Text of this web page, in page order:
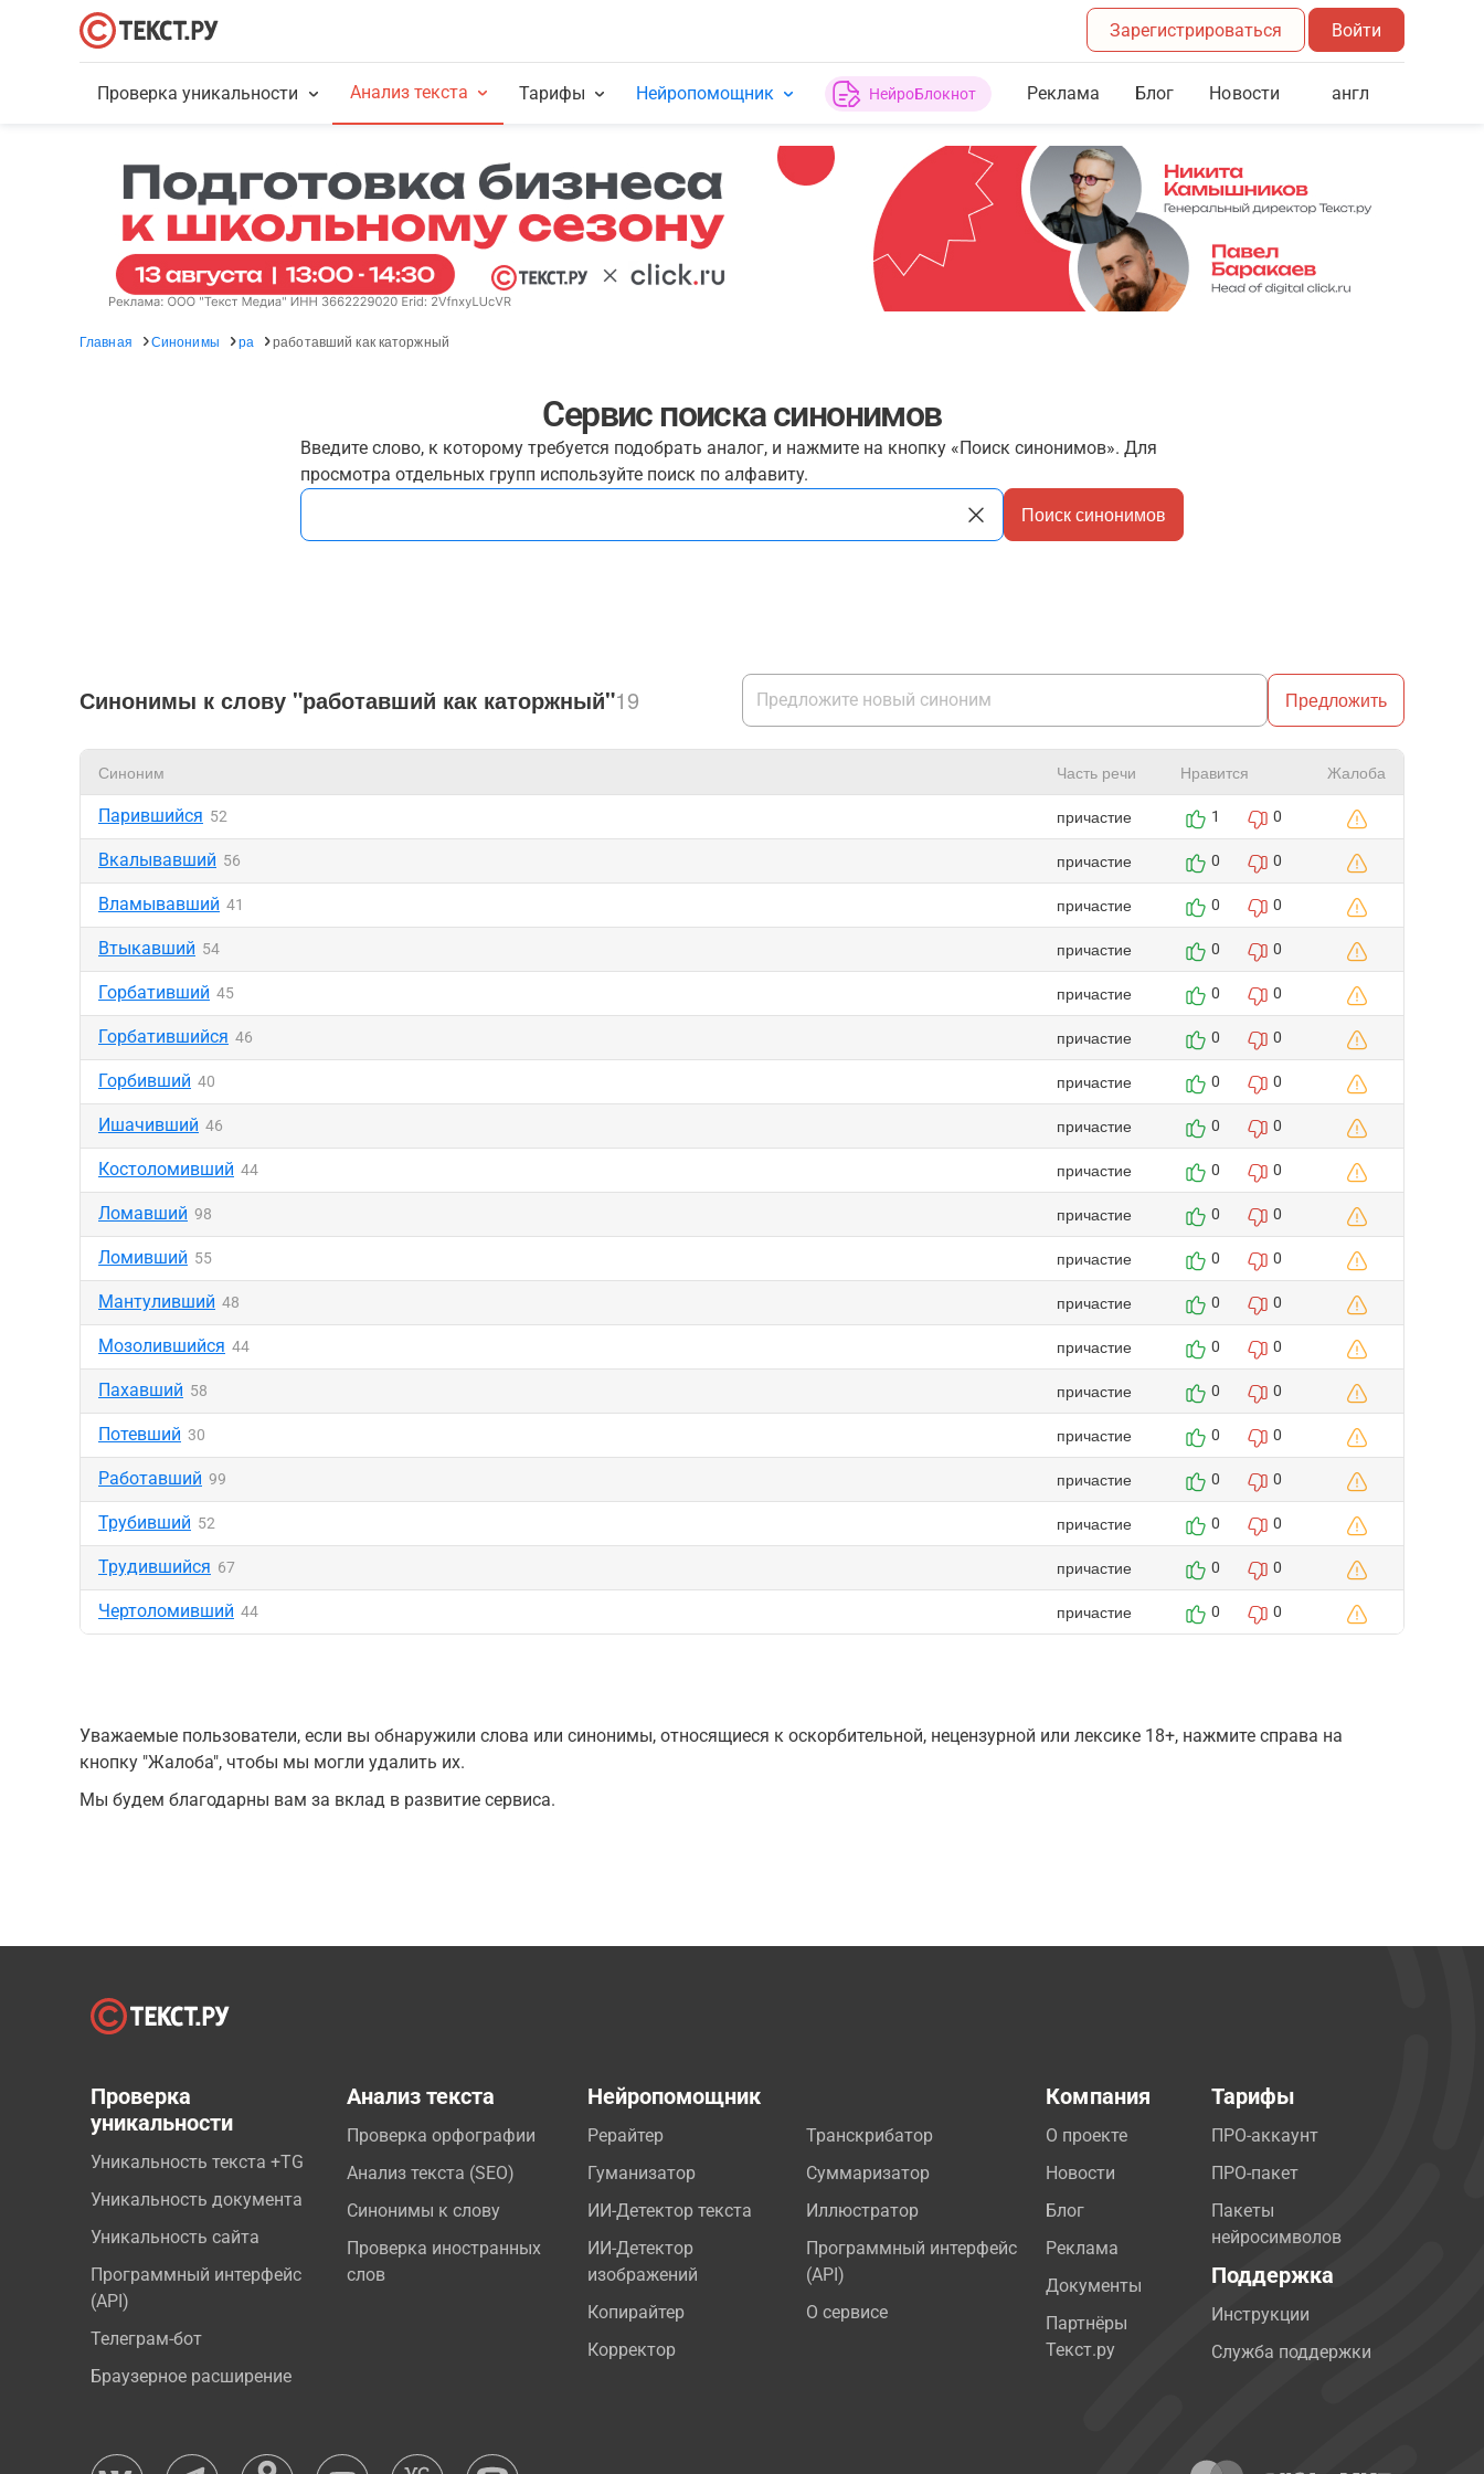
Зарегистрироваться Войти
Проверка уникальности Анализ текста Тарифы Нейропомощник НейроБлокнот Реклама Блог Новости англ
Главная Синонимы ра работавший как каторжный
Сервис поиска синонимов
Введите слово, к которому требуется подобрать аналог, и нажмите на кнопку «Поиск синонимов». Для
просмотра отдельных групп используйте поиск по алфавиту.
Поиск синонимов
Синонимы к слову "работавший как каторжный"19 Предложить
Синоним Часть речи Нравится Жалоба
Парившийся 52 причастие 1 0
Вкалывавший 56 причастие 0 0
Вламывавший 41 причастие 0 0
Втыкавший 54 причастие 0 0
Горбативший 45 причастие 0 0
Горбатившийся 46 причастие 0 0
Горбивший 40 причастие 0 0
Ишачивший 46 причастие 0 0
Костоломивший 44 причастие 0 0
Ломавший 98 причастие 0 0
Ломивший 55 причастие 0 0
Мантуливший 48 причастие 0 0
Мозолившийся 44 причастие 0 0
Пахавший 58 причастие 0 0
Потевший 30 причастие 0 0
Работавший 99 причастие 0 0
Трубивший 52 причастие 0 0
Трудившийся 67 причастие 0 0
Чертоломивший 44 причастие 0 0
Уважаемые пользователи, если вы обнаружили слова или синонимы, относящиеся к оскорбительной, нецензурной или лексике 18+, нажмите справа на
кнопку "Жалоба", чтобы мы могли удалить их.
Мы будем благодарны вам за вклад в развитие сервиса.
Проверка
уникальности
Уникальность текста +TG
Уникальность документа
Уникальность сайта
Программный интерфейс
(API)
Телеграм-бот
Браузерное расширение
Анализ текста
Проверка орфографии
Анализ текста (SEO)
Синонимы к слову
Проверка иностранных
слов
Нейропомощник
Рерайтер
Гуманизатор
ИИ-Детектор текста
ИИ-Детектор
изображений
Копирайтер
Корректор
Транскрибатор
Суммаризатор
Иллюстратор
Программный интерфейс
(API)
О сервисе
Компания
О проекте
Новости
Блог
Реклама
Документы
Партнёры
Текст.ру
Тарифы
ПРО-аккаунт
ПРО-пакет
Пакеты
нейросимволов
Поддержка
Инструкции
Служба поддержки